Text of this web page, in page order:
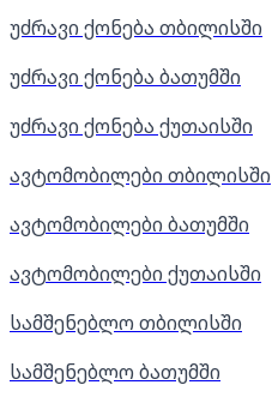
უძრავი ქონება თბილისში
უძრავი ქონება ბათუმში
უძრავი ქონება ქუთაისში
ავტომობილები თბილისში
ავტომობილები ბათუმში
ავტომობილები ქუთაისში
სამშენებლო თბილისში
სამშენებლო ბათუმში